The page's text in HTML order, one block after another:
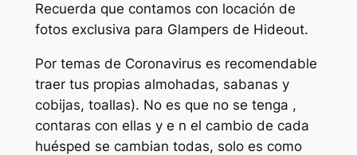
Recuerda que contamos con locación de
fotos exclusiva para Glampers de Hideout.
Por temas de Coronavirus es recomendable
traer tus propias almohadas, sabanas y
cobijas, toallas). No es que no se tenga ,
contaras con ellas y e n el cambio de cada
huésped se cambian todas, solo es como